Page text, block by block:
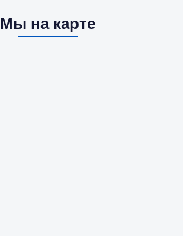
Мы на карте